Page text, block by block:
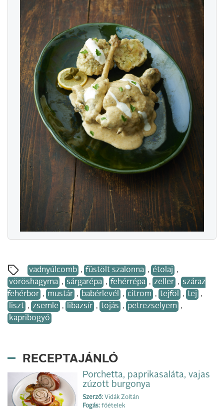
vadnyúlcomb , füstölt szalonna , étolaj ,
vöröshagyma , sárgarépa , fehérrépa , zeller , száraz
fehérbor , mustár , babérlevél , citrom , tejföl , tej ,
liszt , zsemle , libazsír , tojás , petrezselyem ,
kapribogyó
RECEPTAJÁNLÓ
Porchetta, paprikasaláta, vajas
zúzott burgonya
Szerző: Vidák Zoltán
Fogás: főételek